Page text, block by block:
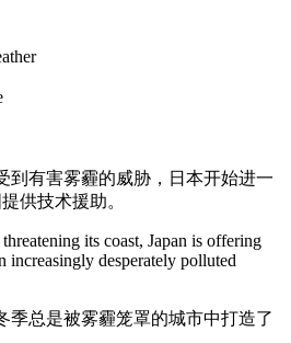
到有害雾霾的威胁，日本开始进一
供技术援助。
its coast, Japan is offering
increasingly desperately polluted
季总是被雾霾笼罩的城市中打造了